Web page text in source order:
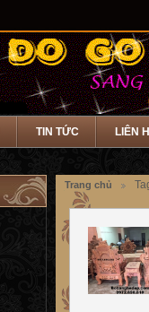
TIN TỨC LIÊN
Trang chủ